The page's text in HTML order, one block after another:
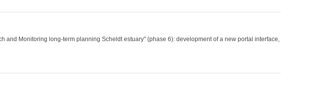
Monitoring long-term planning Scheldt estuary" (phase 6): development of a new portal interface,